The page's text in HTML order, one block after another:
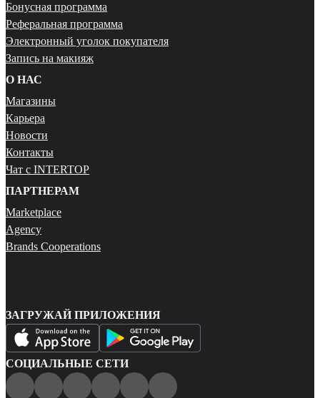
Бонусная программа
Реферальная программа
Электронный уголок покупателя
Запись на макияж
О НАС
Магазины
Карьера
Новости
Контакты
Чат с INTERTOP
ПАРТНЕРАМ
Marketplace
Agency
Brands Cooperations
ЗАГРУЖАЙ ПРИЛОЖЕНИЯ
СОЦИАЛЬНЫЕ СЕТИ